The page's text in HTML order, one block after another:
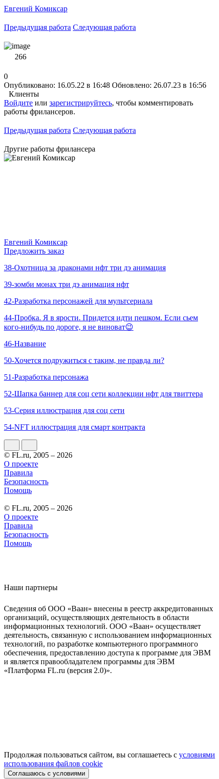
Евгений Комиксар
Предыдущая работа Следующая работа
266
0
Опубликовано: 16.05.22 в 16:48 Обновлено: 26.07.23 в 16:56
Клиенты
Войдите или зарегистрируйтесь, чтобы комментировать
работы фрилансеров.
Предыдущая работа Следующая работа
Другие работы фрилансера
Евгений Комиксар
Предложить заказ
38-Охотница за драконами нфт три дэ анимация
39-зомби монах три дэ анимация нфт
42-Разработка персонажей для мультсериала
44-Пробка. Я в ярости. Придется идти пешком. Если сьем
кого-нибудь по дороге, я не виноват😉
46-Название
50-Хочется подружиться с таким, не правда ли?
51-Разработка персонажа
52-Шапка баннер для соц сети коллекции нфт для твиттера
53-Серия иллюстрация для cоц сети
54-NFT иллюстрация для смарт контракта
© FL.ru, 2005 – 2026
О проекте
Правила
Безопасность
Помощь
© FL.ru, 2005 – 2026
О проекте
Правила
Безопасность
Помощь
Наши партнеры
Сведения об ООО «Ваан» внесены в реестр аккредитованных
организаций, осуществляющих деятельность в области
информационных технологий. ООО «Ваан» осуществляет
деятельность, связанную с использованием информационных
технологий, по разработке компьютерного программного
обеспечения, предоставлению доступа к программе для ЭВМ
и является правообладателем программы для ЭВМ
«Платформа FL.ru (версия 2.0)».
Продолжая пользоваться сайтом, вы соглашаетесь с условиями
использования файлов cookie
Соглашаюсь с условиями